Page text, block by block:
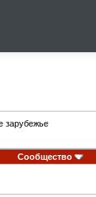
зарубежье
Сообщество